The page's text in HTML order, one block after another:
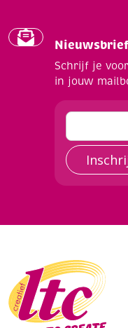
Nieuwsbrief
Schrijf je
in jouw